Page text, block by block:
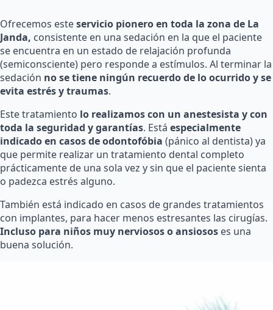
Ofrecemos esteservicio pionero en toda la zona de La
Janda, consistente en una sedación en la que el paciente
se encuentra en un estado de relajación profunda
(semiconsciente) pero responde a estímulos. Al terminar la
sedación no se tiene ningún recuerdo de lo ocurrido y se
evita estrés y traumas.
Este tratamiento lo realizamos con un anestesista y con
toda la seguridad y garantías. Está especialmente
indicado en casos de odontofóbia (pánico al dentista) ya
que permite realizar un tratamiento dental completo
prácticamente de una sola vez y sin que el paciente sienta
o padezca estrés alguno.
También está indicado en casos de grandes tratamientos
con implantes, para hacer menos estresantes las cirugías.
Incluso para niños muy nerviosos o ansiosos es una
buena solución.